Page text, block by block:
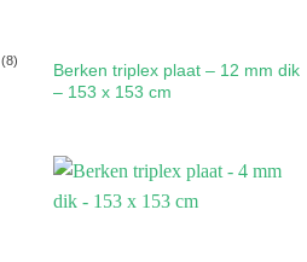
(8)
Berken triplex plaat – 12 mm dik
– 153 x 153 cm